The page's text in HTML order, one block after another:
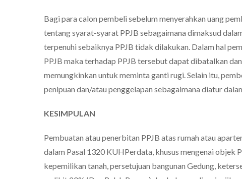
Bagi para calon pembeli sebelum menyerahkan uang
tentang syarat-syarat PPJB sebagaimana dimaksud
terpenuhi sebaiknya PPJB tidak dilakukan. Dalam hal
PPJB maka terhadap PPJB tersebut dapat dibatalkan
memungkinkan untuk meminta ganti rugi. Selain itu,
penipuan dan/atau penggelapan sebagaimana diatur
KESIMPULAN
Pembuatan atau penerbitan PPJB atas rumah atau
dalam Pasal 1320 KUHPerdata, khusus mengenai objek
kepemilikan tanah, persetujuan bangunan Gedung,